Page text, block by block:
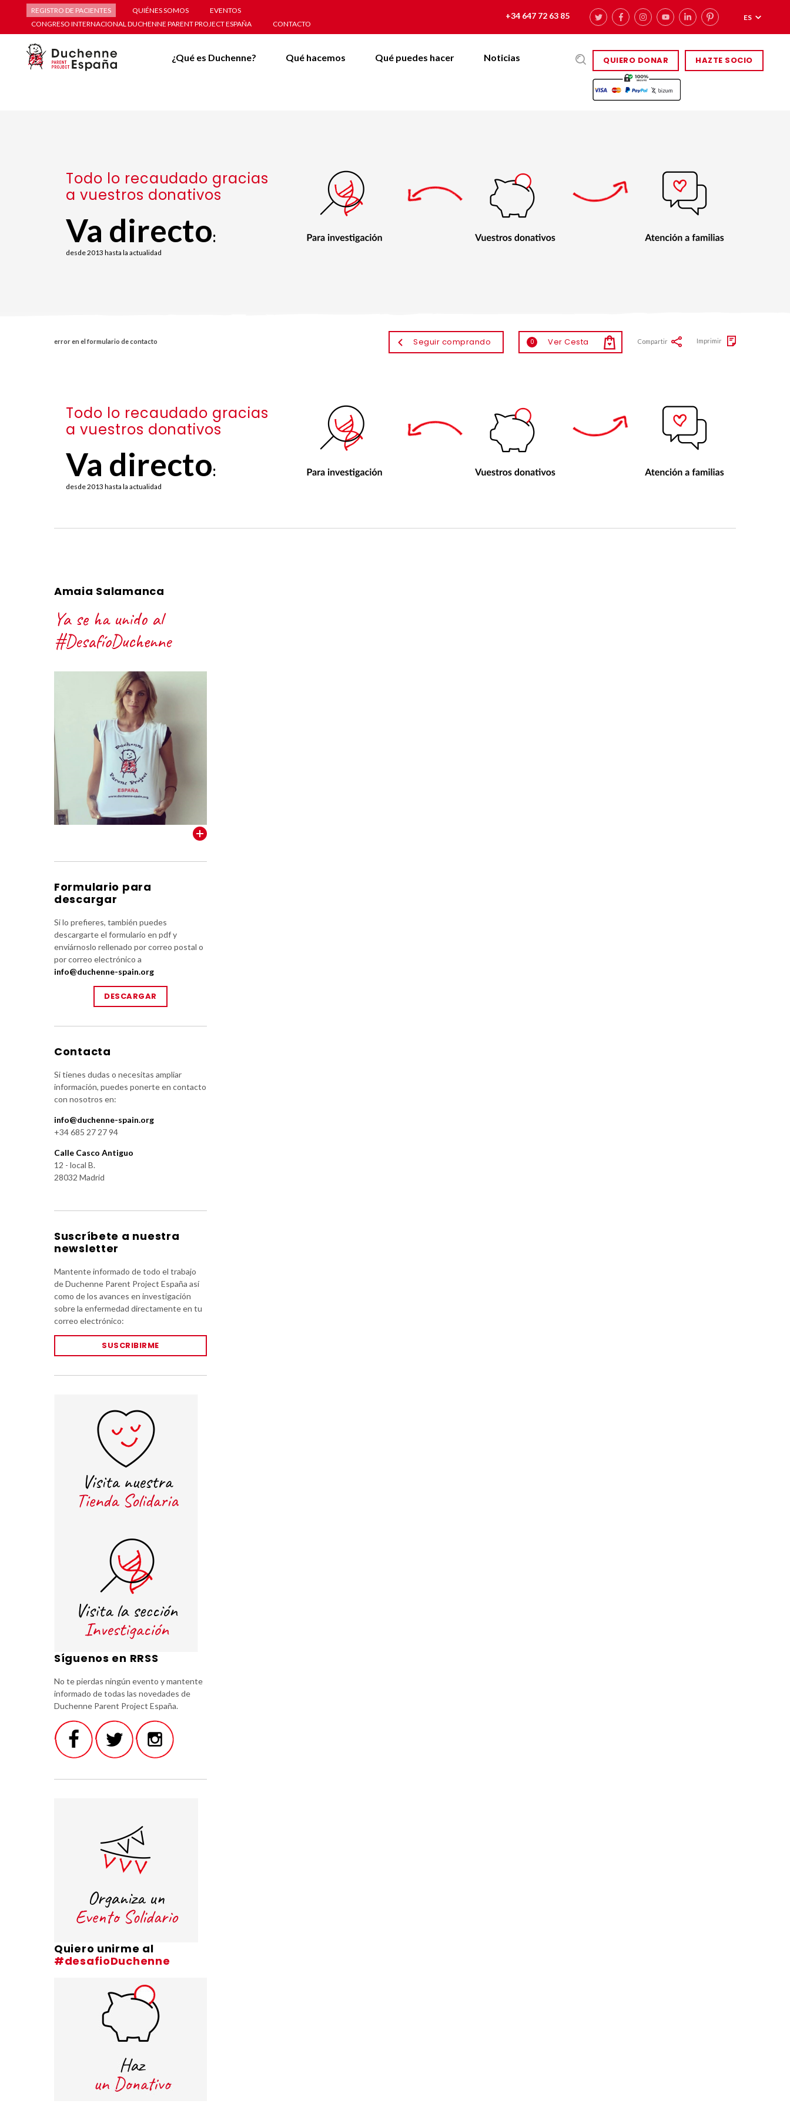
REGISTRO DE PACIENTES QUIÉNES SOMOS
EVENTOS
CONGRESO INTERNACIONAL DUCHENNE PARENT PROJECT ESPAÑA
CONTACTO
+34 647 72 63 85 ES
QUIERO DONAR HAZTE SOCIO
¿Qué es Duchenne? Qué hacemos Qué puedes hacer Noticias
Todo lo recaudado gracias
a vuestros donativos
Va directo:
desde 2013 hasta la actualidad
error en el formulario de contacto Seguir comprando 0 Ver Cesta Compartir Imprimir
Todo lo recaudado gracias
a vuestros donativos
Va directo:
desde 2013 hasta la actualidad
Amaia Salamanca
Ya se ha unido al
#DesafíoDuchenne
Formulario para
descargar
Si lo prefieres, también puedes
descargarte el formulario en pdf y
enviárnoslo rellenado por correo postal o
por correo electrónico a
info@duchenne-spain.org
DESCARGAR
Contacta
Si tienes dudas o necesitas ampliar
información, puedes ponerte en contacto
con nosotros en:
info@duchenne-spain.org
+34 685 27 27 94
Calle Casco Antiguo
12 - local B.
28032 Madrid
Suscríbete a nuestra
newsletter
Mantente informado de todo el trabajo
de Duchenne Parent Project España así
como de los avances en investigación
sobre la enfermedad directamente en tu
correo electrónico:
SUSCRIBIRME
Síguenos en RRSS
No te pierdas ningún evento y mantente
informado de todas las novedades de
Duchenne Parent Project España.
Quiero unirme al
#desafioDuchenne